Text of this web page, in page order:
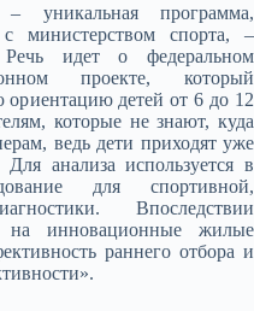
уникальная программа,
министерством спорта, –
идет о федеральном
проекте, который
детей от 6 до 12
которые не знают, куда
ведь дети приходят уже
анализа используется в
для спортивной,
Впоследствии
на инновационные жилые
раннего отбора и